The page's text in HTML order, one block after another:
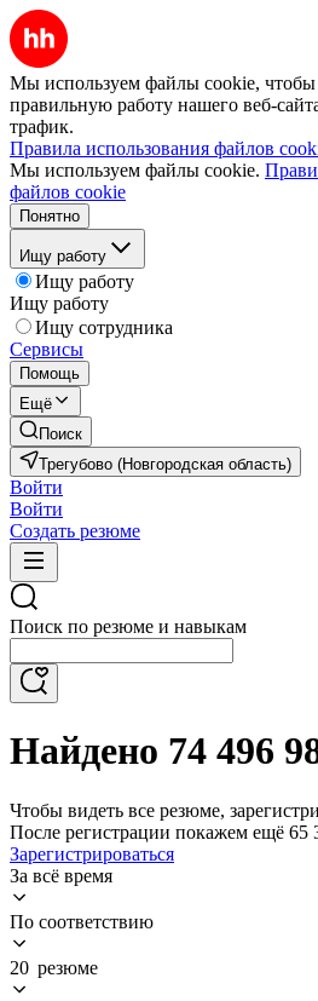
Мы используем файлы cookie, чтобы
правильную работу нашего веб-
трафик.
Правила использования файлов
Мы используем файлы cookie.
файлов cookie
Понятно
Ищу работу
Ищу работу
Ищу работу
Ищу сотрудника
Сервисы
Помощь
Ещё
Поиск
Трегубово (Новгородская область)
Войти
Войти
Создать резюме
Поиск по резюме и навыкам
Найдено 74 496
Чтобы видеть все резюме,
После регистрации покажем ещё 65
Зарегистрироваться
За всё время
По соответствию
20 резюме